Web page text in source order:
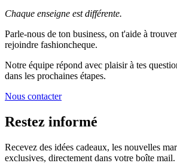
Chaque enseigne est différente.
Parle-nous de ton business, on t'aide à
rejoindre fashioncheque.
Notre équipe répond avec plaisir à tes
dans les prochaines étapes.
Nous contacter
Restez informé
Recevez des idées cadeaux, les nouvelles
exclusives, directement dans votre boîte mail.